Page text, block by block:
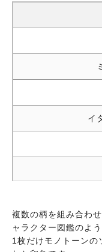
イ
複数の柄を組み合わ
ャラクター図鑑のよ
1枚だけモノトーンの